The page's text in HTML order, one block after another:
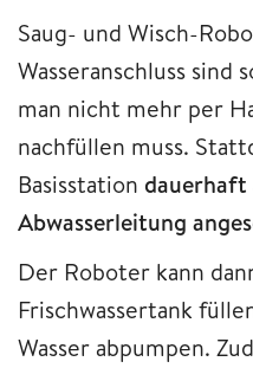
Saug- und Wisch-
Wasseranschluss sind
man nicht mehr per
nachfüllen muss.
Basisstation dauerhaft
Abwasserleitung
Der Roboter kann
Frischwassertank
Wasser abpumpen.